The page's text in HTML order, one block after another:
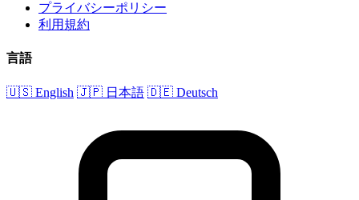
プライバシーポリシー
利用規約
言語
🇺🇸 English 🇯🇵 日本語 🇩🇪 Deutsch